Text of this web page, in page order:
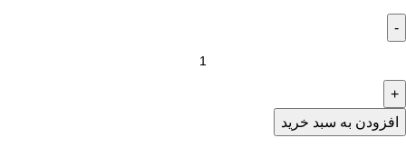
افزودن به سبد خرید